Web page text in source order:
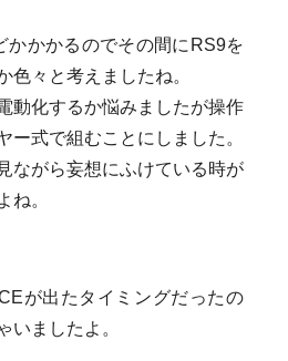
かかかるのでその間にRS9を
色々と考えましたね。
動化するか悩みましたが操作
ー式で組むことにしました。
ながら妄想にふけている時が
ね。
が出たタイミングだったの
いましたよ。